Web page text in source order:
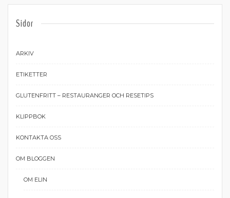
Sidor
ARKIV
ETIKETTER
GLUTENFRITT – RESTAURANGER OCH RESETIPS
KLIPPBOK
KONTAKTA OSS
OM BLOGGEN
OM ELIN